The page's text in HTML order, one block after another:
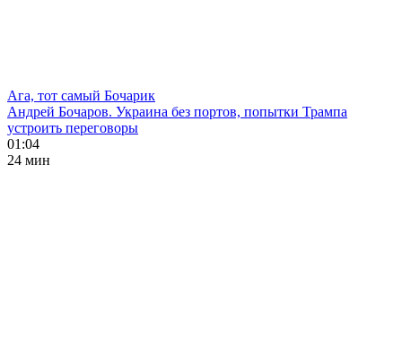
Ага, тот самый Бочарик
Андрей Бочаров. Украина без портов, попытки Трампа
устроить переговоры
01:04
24 мин